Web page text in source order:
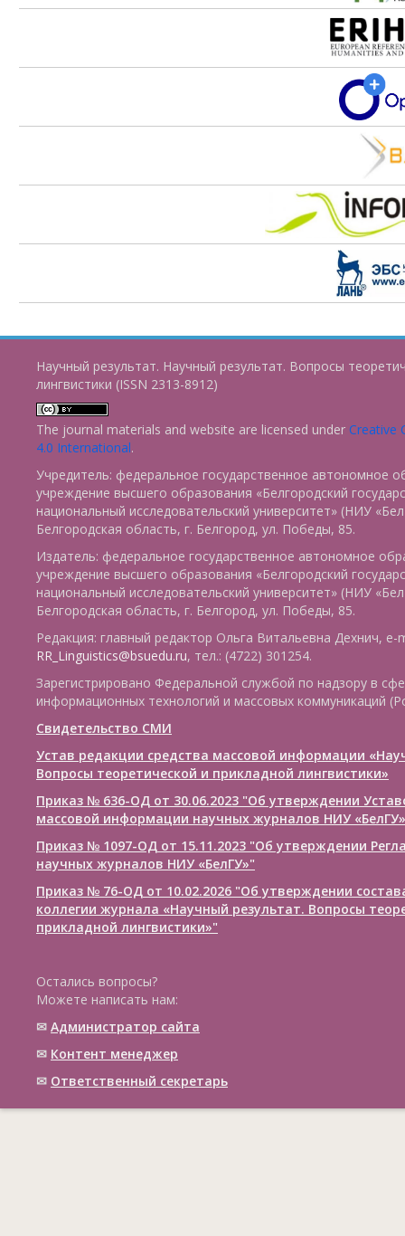
Научный результат. Научный результат. Вопросы
лингвистики (ISSN 2313-8912)
The journal materials and website are licensed under Creative
4.0 International.
Учредитель: федеральное государственное автономное
учреждение высшего образования «Белгородский
национальный исследовательский университет» (НИУ
Белгородская область, г. Белгород, ул. Победы, 85.
Издатель: федеральное государственное автономное
учреждение высшего образования «Белгородский
национальный исследовательский университет» (НИУ
Белгородская область, г. Белгород, ул. Победы, 85.
Редакция: главный редактор Ольга Витальевна Дехнич, e-
RR_Linguistics@bsuedu.ru, тел.: (4722) 301254.
Зарегистрировано Федеральной службой по надзору в
информационных технологий и массовых коммуникаций
Свидетельство СМИ
Устав редакции средства массовой информации
Вопросы теоретической и прикладной лингвистики»
Приказ № 636-ОД от 30.06.2023 "Об утверждении
массовой информации научных журналов НИУ «БелГУ»
Приказ № 1097-ОД от 15.11.2023 "Об утверждении
научных журналов НИУ «БелГУ»"
Приказ № 76-ОД от 10.02.2026 "Об утверждении
коллегии журнала «Научный результат. Вопросы
прикладной лингвистики»"
Остались вопросы?
Можете написать нам:
✉ Администратор сайта
✉ Контент менеджер
✉ Ответственный cекретарь